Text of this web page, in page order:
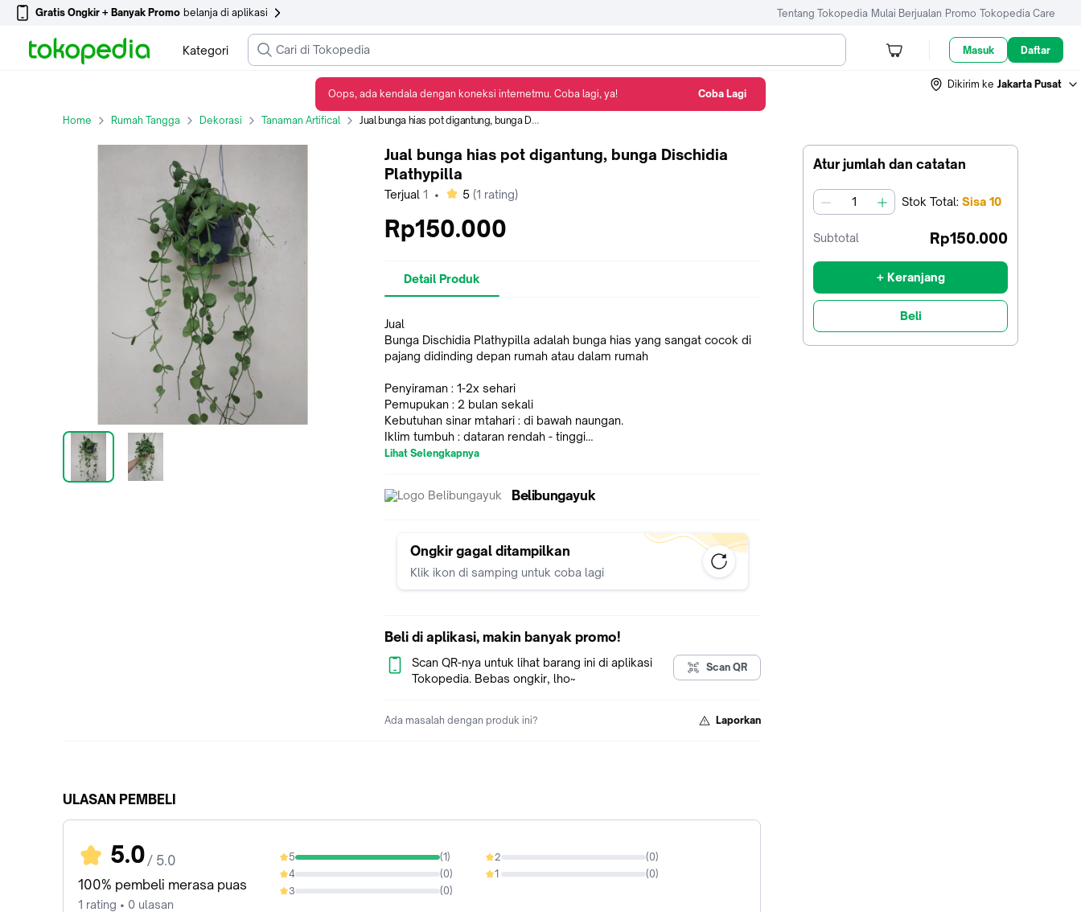
Gratis Ongkir + Banyak Promo belanja di aplikasi Tentang Tokopedia Mulai Berjualan Promo Tokopedia Care
Kategori Masuk Daftar
Dikirim ke Jakarta Pusat
Home Rumah Tangga Dekorasi Tanaman Artifical Jual bunga hias pot digantung, bunga Dischidia Plathypilla
Atur jumlah dan catatan
jumlah Stok Total: Sisa 10
Subtotal Rp150.000
+ Keranjang
Beli
Jual bunga hias pot digantung, bunga Dischidia
Plathypilla
Terjual 1 • bintang
5 (1 rating)
Rp150.000
Detail Produk
Jual
Bunga Dischidia Plathypilla adalah bunga hias yang sangat cocok di
pajang didinding depan rumah atau dalam rumah
Penyiraman : 1-2x sehari
Pemupukan : 2 bulan sekali
Kebutuhan sinar mtahari : di bawah naungan.
Iklim tumbuh : dataran rendah - tinggi
Bunga diletakkan di pot gantung
=> Untuk konfirmasi dan informasi ketersediaan barang
#hot #berkwalitas #unik #murah #diskon #promo #limited #jual
#dijual #promo#bunga#bunghias
Lihat Selengkapnya
Belibungayuk
Ongkir gagal ditampilkan
Klik ikon di samping untuk coba lagi
Beli di aplikasi, makin banyak promo!
Scan QR-nya untuk lihat barang ini di aplikasi
Tokopedia. Bebas ongkir, lho~
Scan QR
Ada masalah dengan produk ini? Laporkan
ULASAN PEMBELI
5.0 / 5.0
100% pembeli merasa puas
1 rating • 0 ulasan
5 (1)
100%
4 (0)
0%
3 (0)
0%
2 (0)
0%
1 (0)
0%
Oops, ada kendala dengan koneksi internetmu. Coba lagi, ya! Coba Lagi